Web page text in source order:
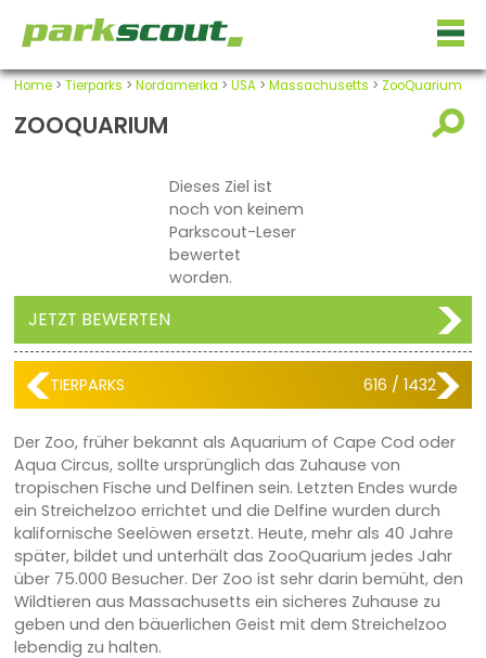
Home> Tierparks > Nordamerika > USA> Massachusetts > ZooQuarium
ZOOQUARIUM
Dieses Ziel ist
noch von keinem
Parkscout-Leser
bewertet
worden.
JETZT BEWERTEN
TIERPARKS 616 / 1432
Der Zoo, früher bekannt als Aquarium of Cape Cod oder
Aqua Circus, sollte ursprünglich das Zuhause von
tropischen Fische und Delfinen sein. Letzten Endes wurde
ein Streichelzoo errichtet und die Delfine wurden durch
kalifornische Seelöwen ersetzt. Heute, mehr als 40 Jahre
später, bildet und unterhält das ZooQuarium jedes Jahr
über 75.000 Besucher. Der Zoo ist sehr darin bemüht, den
Wildtieren aus Massachusetts ein sicheres Zuhause zu
geben und den bäuerlichen Geist mit dem Streichelzoo
lebendig zu halten.